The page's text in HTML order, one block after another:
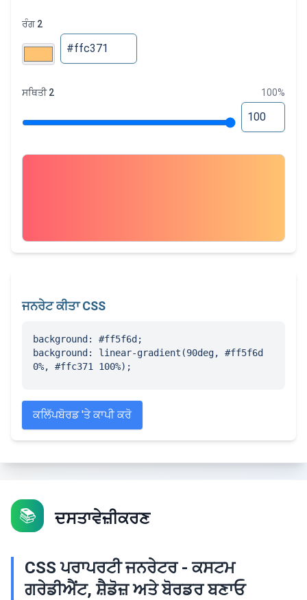
ਰੰਗ 2
ਸਥਿਤੀ 2 100%
ਜਨਰੇਟ ਕੀਤਾ CSS
background: #ff5f6d;
background: linear-gradient(90deg, #ff5f6d
0%, #ffc371 100%);
ਕਲਿੱਪਬੋਰਡ 'ਤੇ ਕਾਪੀ ਕਰੋ
📚 ਦਸਤਾਵੇਜ਼ੀਕਰਣ
CSS ਪਰਾਪਰਟੀ ਜਨਰੇਟਰ - ਕਸਟਮ
ਗਰੇਡੀਐਂਟ, ਸ਼ੈਡੋਜ਼ ਅਤੇ ਬੋਰਡਰ ਬਣਾਓ